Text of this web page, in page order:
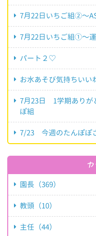
7月22日いちご組②〜
7月22日いちご組①〜
パート２♡
お水あそび気持ちい
7月23日 1学期あり
ぽ組
7/23 今週のたんぽ
園長（369）
教頭（10）
主任（44）